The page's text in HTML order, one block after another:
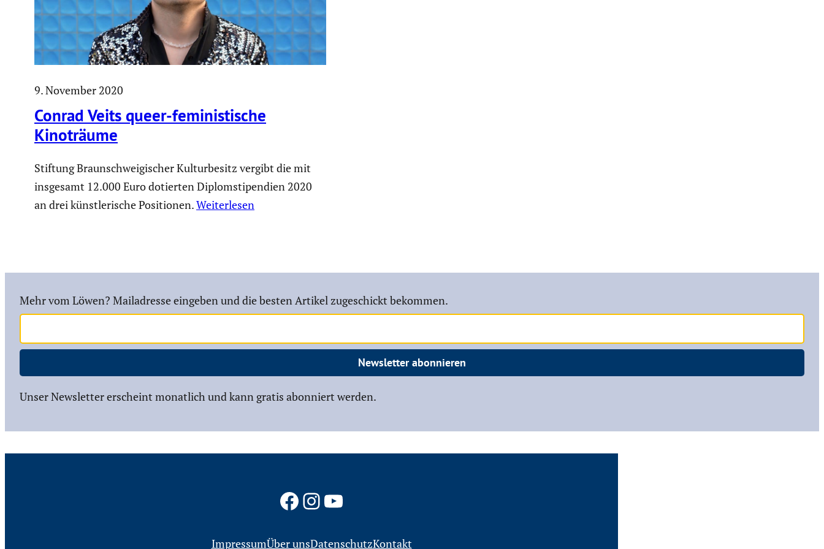
9. November 2020
Conrad Veits queer-feminis­ti­sche
Kinoträume
Stiftung Braunschweigischer Kulturbesitz vergibt die mit
insgesamt 12.000 Euro dotierten Diplomstipendien 2020
an drei künstlerische Positionen.Weiterlesen
Mehr vom Löwen? Mailadresse eingeben und die besten Artikel zugeschickt bekommen.
Newsletter abonnieren
Unser Newsletter erscheint monatlich und kann gratis abonniert werden.
Facebook
Instagram
YouTube
ImpressumÜber unsDatenschutzKontakt